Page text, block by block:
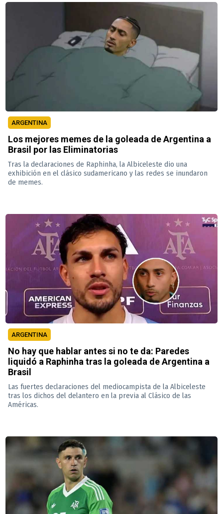
ARGENTINA
Los mejores memes de la goleada de Argentina a
Brasil por las Eliminatorias
Tras la declaraciones de Raphinha, la Albiceleste dio una
exhibición en el clásico sudamericano y las redes se inundaron
de memes.
ARGENTINA
No hay que hablar antes si no te da: Paredes
liquidó a Raphinha tras la goleada de Argentina a
Brasil
Las fuertes declaraciones del mediocampista de la Albiceleste
tras los dichos del delantero en la previa al Clásico de las
Américas.